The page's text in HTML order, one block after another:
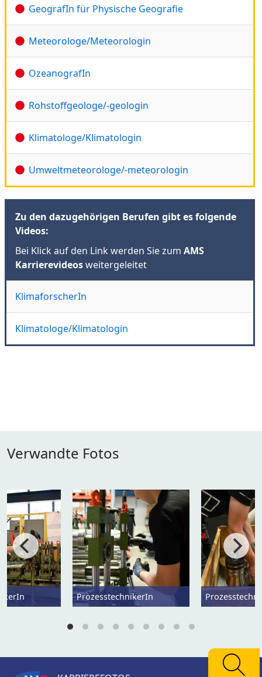
GeografIn für Physische Geografie
Meteorologe/Meteorologin
OzeanografIn
Rohstoffgeologe/-geologin
Klimatologe/Klimatologin
Umweltmeteorologe/-meteorologin
Zu den dazugehörigen Berufen gibt es folgende
Videos:
Bei Klick auf den Link werden Sie zum AMS
Karrierevideosweitergeleitet
KlimaforscherIn
Klimatologe/Klimatologin
Verwandte Fotos
ProzesstechnikerIn